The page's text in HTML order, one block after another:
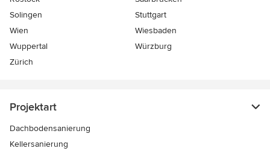
Solingen
Stuttgart
Wien
Wiesbaden
Wuppertal
Würzburg
Zürich
Projektart
Dachbodensanierung
Kellersanierung